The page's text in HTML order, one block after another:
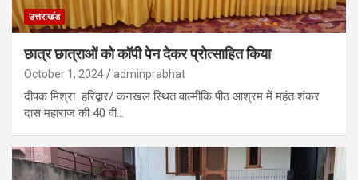
उत्तराखंड
छात्र छात्राओं को कॉपी पेन देकर प्रोत्साहित किया
October 1, 2024 adminprabhat
दीपक मिश्रा हरिद्वार/ कनखल स्थित वाल्मीकि पीठ आश्रम में महंत शंकर
दास महाराज की 40 वीं…